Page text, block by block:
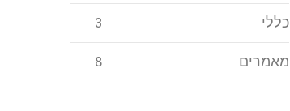
כללי 3
מאמרים 8